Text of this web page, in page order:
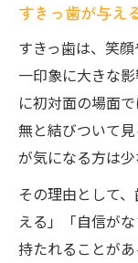
すきっ歯が与え
すきっ歯は、笑
一印象に大きな
に初対面の場面
無と結びついて
が気になる方は少
その理由として
える」「自信が
持たれることが